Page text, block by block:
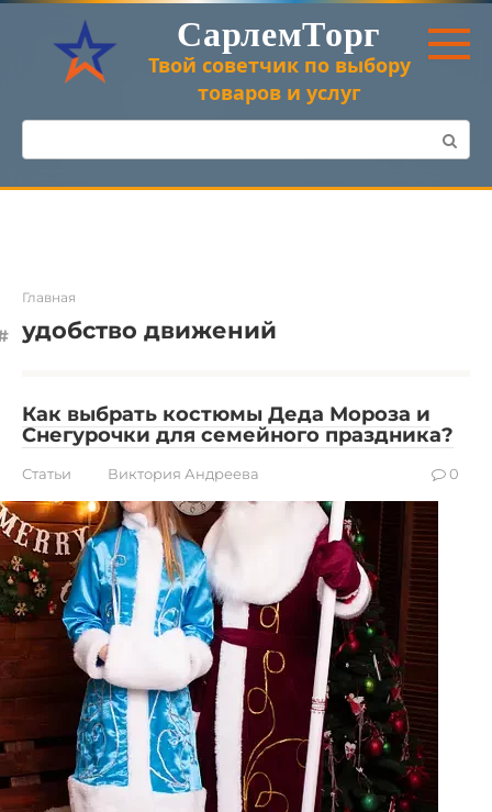
Перейти
контенту
СарлемТорг
Твой советчик по выбору
товаров и услуг
Поиск:
Главная
удобство движений
Как выбрать костюмы Деда Мороза и
Снегурочки для семейного праздника?
Статьи Виктория Андреева 0